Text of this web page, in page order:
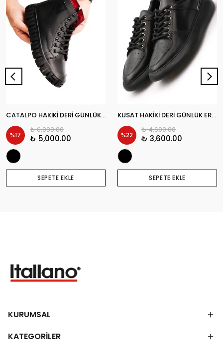
CATALPO HAKİKİ DERİ GÜNLÜK ERKEK BOT
%17
₺ 6,000.00
₺ 5,000.00
SEPETE EKLE
KUSAT HAKİKİ DERİ GÜNLÜK ERKEK SNEAKER AYAKKABI
%22
₺ 4,600.00
₺ 3,600.00
SEPETE EKLE
KURUMSAL
KATEGORİLER